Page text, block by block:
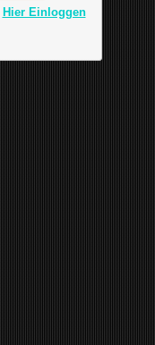
Hier Einloggen